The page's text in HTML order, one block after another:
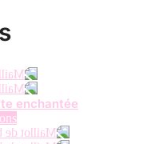
enchantée
Ce
produit